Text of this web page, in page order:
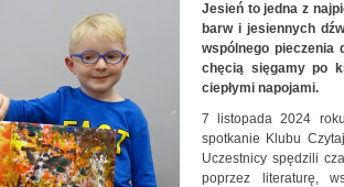
Jesień to jedna z
barw i jesiennych
wspólnego pieczenia
chęcią sięgamy po
ciepłymi napojami.
7 listopada 2024
spotkanie Klubu
Uczestnicy spędzili
poprzez literaturę,